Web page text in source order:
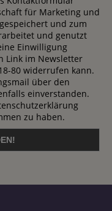
für Marketing und
und zum
und genutzt
Einwilligung
Link im Newsletter
80 widerrufen kann.
über den
einverstanden.
zu haben.